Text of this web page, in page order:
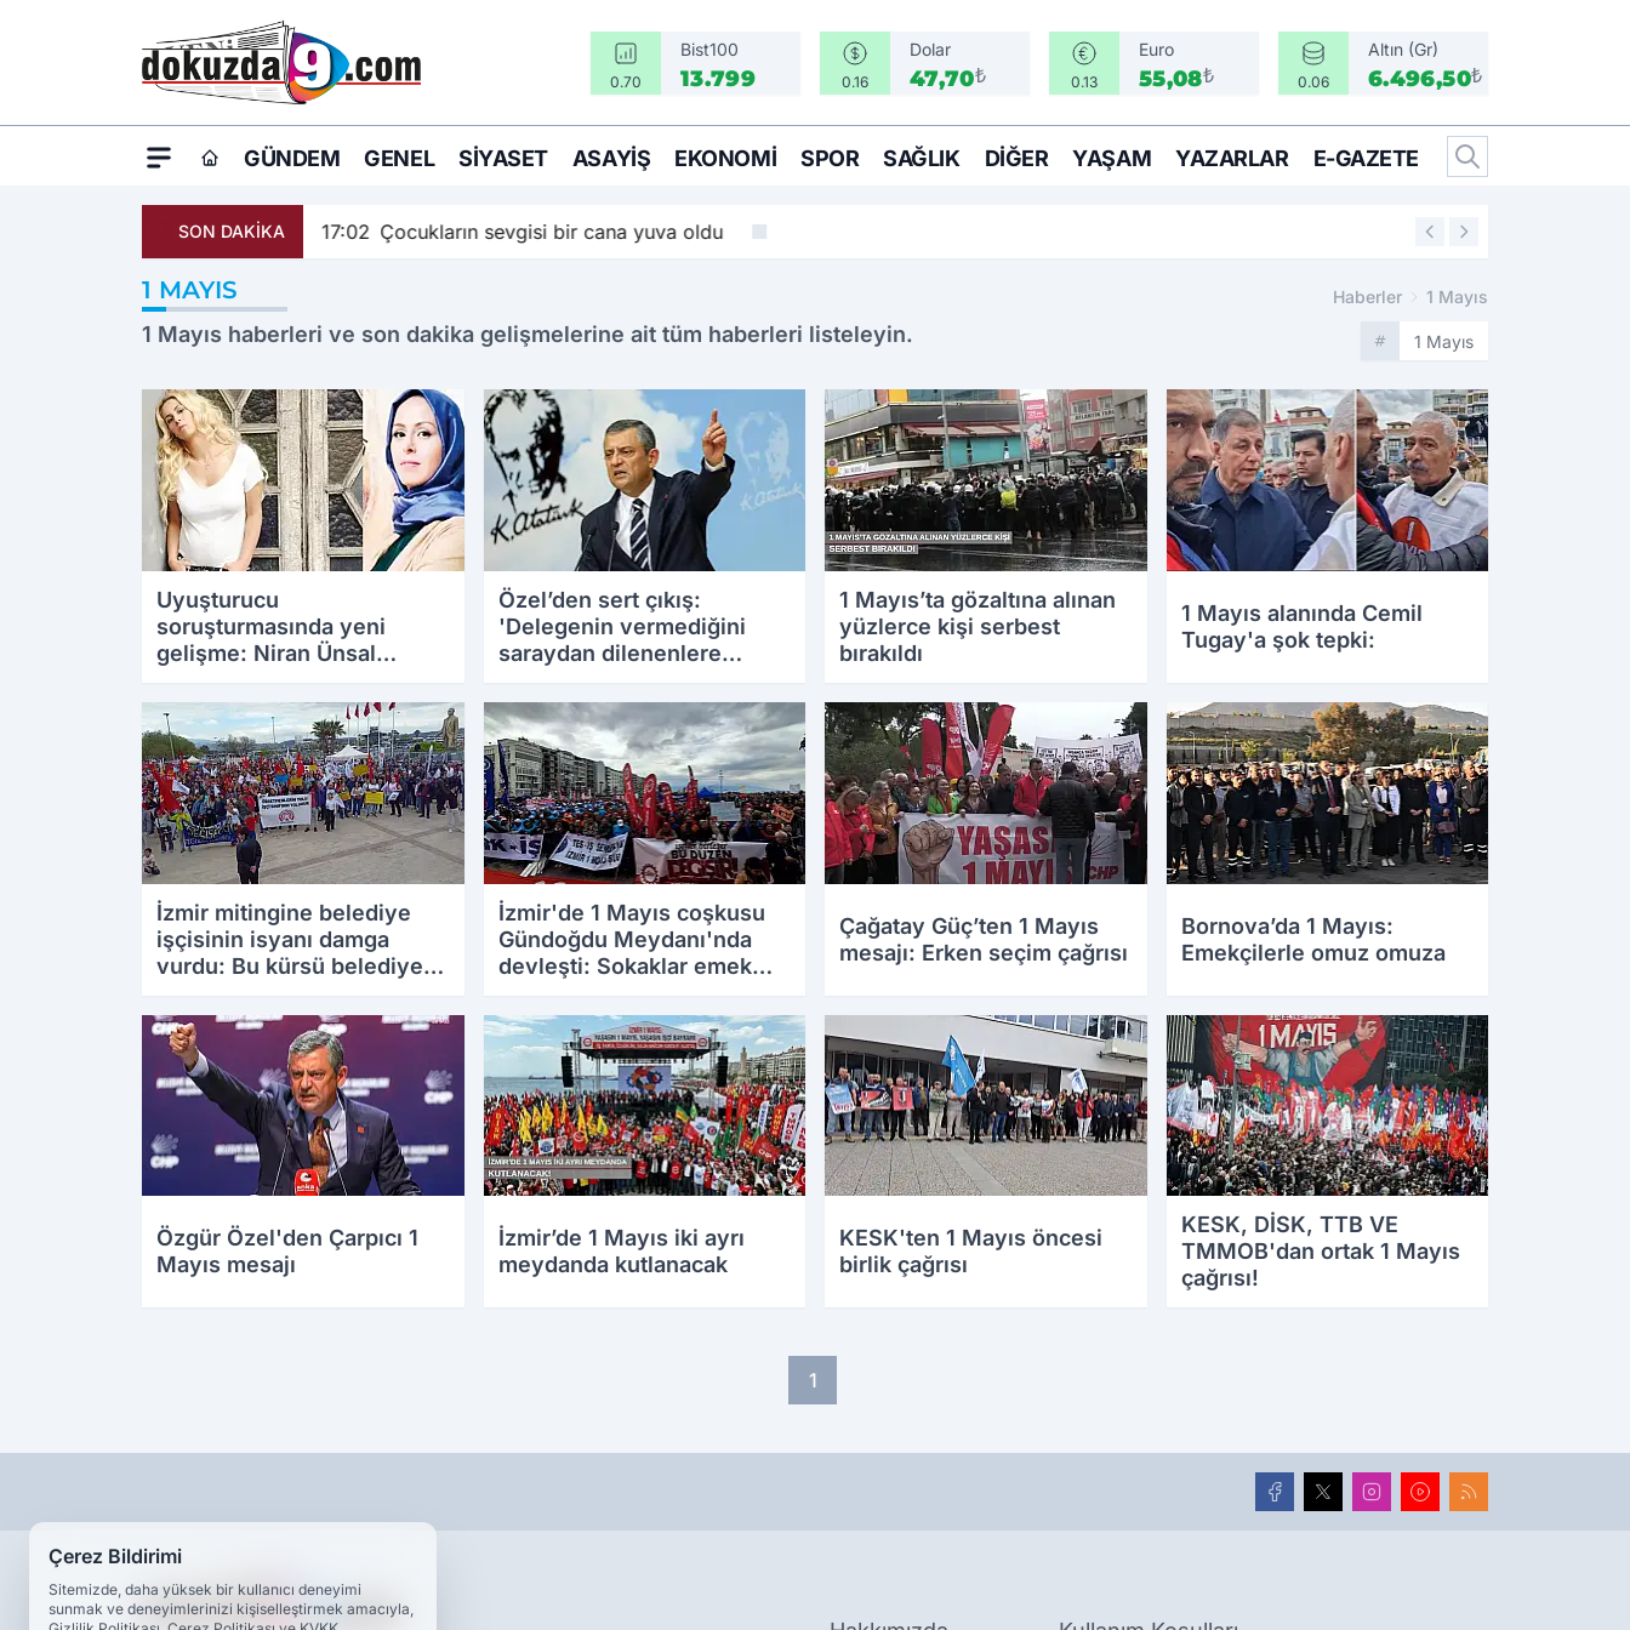
0.70
Bist100
13.799 0.16
Dolar
47,70₺ 0.13
Euro
55,08₺ 0.06
Altın (Gr)
6.496,50₺
GÜNDEM GENEL SIYASET ASAYIŞ EKONOMI SPOR SAĞLIK DIĞER YAŞAM YAZARLAR E-GAZETE
SON DAKİKA 17:02 Çocukların sevgisi bir cana yuva oldu 16:05
1 MAYIS Haberler 1 Mayıs
1 Mayıs haberleri ve son dakika gelişmelerine ait tüm haberleri listeleyin. 1 Mayıs
Uyuşturucu
soruşturmasında yeni
gelişme: Niran Ünsal
Özel’den sert çıkış:
'Delegenin vermediğini
saraydan dilenenlere
1 Mayıs’ta gözaltına alınan
yüzlerce kişi serbest
bırakıldı
1 Mayıs alanında Cemil
Tugay'a şok tepki:
İzmir mitingine belediye
işçisinin isyanı damga
vurdu: Bu kürsü belediye
sınıfınındır
İzmir'de 1 Mayıs coşkusu
Gündoğdu Meydanı'nda
devleşti: Sokaklar emek
Çağatay Güç’ten 1 Mayıs
mesajı: Erken seçim çağrısı
Bornova’da 1 Mayıs:
Emekçilerle omuz omuza
Özgür Özel'den Çarpıcı 1
Mayıs mesajı
İzmir’de 1 Mayıs iki ayrı
meydanda kutlanacak
KESK'ten 1 Mayıs öncesi
birlik çağrısı
KESK, DİSK, TTB VE
TMMOB'dan ortak 1 Mayıs
çağrısı!
1
Çerez Bildirimi
Sitemizde, daha yüksek bir kullanıcı deneyimi
sunmak ve deneyimlerinizi kişiselleştirmek amacıyla,